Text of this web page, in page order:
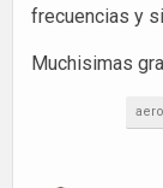
frecuencias y
Muchisimas